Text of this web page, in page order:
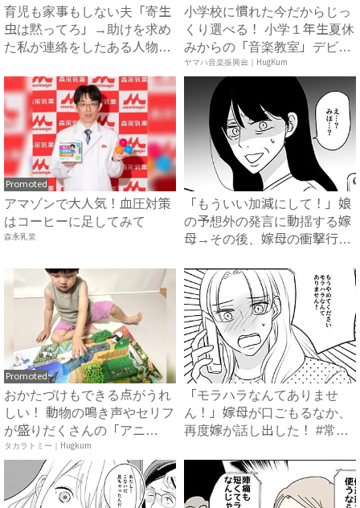
育児も家事もしない夫「寄生
虫は黙ってろ」→助けを求め
た私が連絡をしたある人物と
小学校に慣れた今だからじっ
くり選べる！ 小学１年生夏休
みからの「音楽教室」デビ
ュ...
ヤマハ音楽振興会｜HugKum
Promoted
アマゾンで大人気！血圧対策
はコーヒーに足してみて
森永乳業
「もういい加減にして！」娘
の予想外の発言に動揺する嫁
母→その後、嫁母の衝撃行動
Promoted
おかたづけもできる点がうれ
しい！ 動物の鳴き声やセリフ
が盛りだくさんの「アニ
ア ...
タカラトミー｜Hugkum
「モラハラなんてありませ
ん！」嫁母が口ごもるなか、
再度嫁が話し出した！ #常識